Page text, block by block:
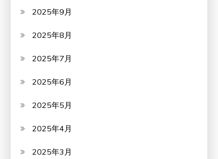
2025年9月
2025年8月
2025年7月
2025年6月
2025年5月
2025年4月
2025年3月